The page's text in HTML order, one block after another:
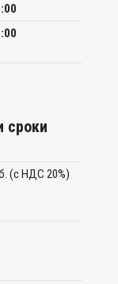
сроки
(c НДС 20%)